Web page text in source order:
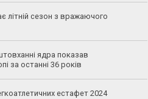
літній сезон з вражаючого
ядра показав
за останні 36 років
естафет 2024